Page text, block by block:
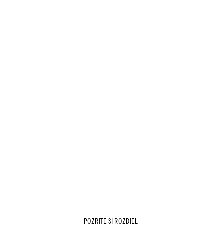
POZRITE SI ROZDIEL